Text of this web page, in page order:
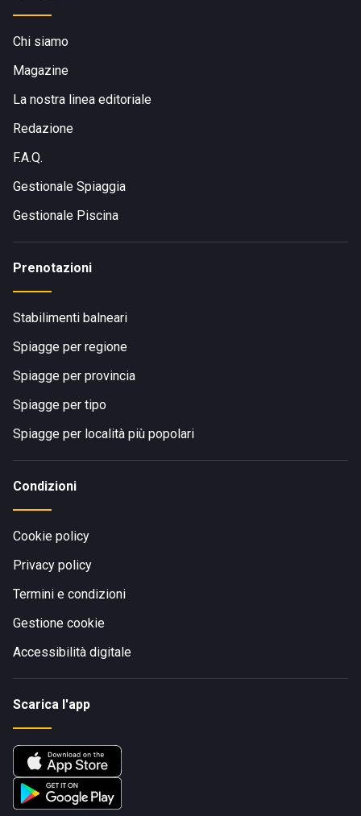
Chi siamo
Magazine
La nostra linea editoriale
Redazione
F.A.Q.
Gestionale Spiaggia
Gestionale Piscina
Prenotazioni
Stabilimenti balneari
Spiagge per regione
Spiagge per provincia
Spiagge per tipo
Spiagge per località più popolari
Condizioni
Cookie policy
Privacy policy
Termini e condizioni
Gestione cookie
Accessibilità digitale
Scarica l'app